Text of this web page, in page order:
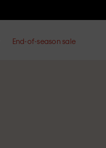
End-of-season sale